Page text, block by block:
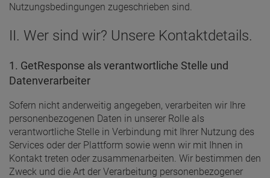
Nutzungsbedingungen zugeschrieben sind.
II. Wer sind wir? Unsere Kontaktdetails.
1. GetResponse als verantwortliche Stelle und
Datenverarbeiter
Sofern nicht anderweitig angegeben, verarbeiten wir Ihre
personenbezogenen Daten in unserer Rolle als
verantwortliche Stelle in Verbindung mit Ihrer Nutzung des
Services oder der Plattform sowie wenn wir mit Ihnen in
Kontakt treten oder zusammenarbeiten. Wir bestimmen den
Zweck und die Art der Verarbeitung personenbezogener